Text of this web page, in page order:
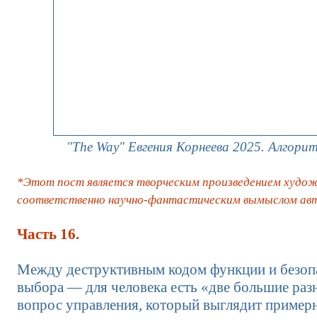
"The Way" Евгения Корнеева 2025.
*Этот пост является творческим произведением
соответственно научно-фантастическим вымыслом
Часть 16.
Между деструктивным кодом функции и
выбора — для человека есть «две большие
вопрос управления, который выглядит